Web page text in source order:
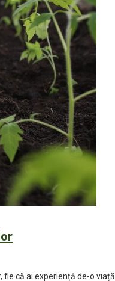
că ai experiență de-o